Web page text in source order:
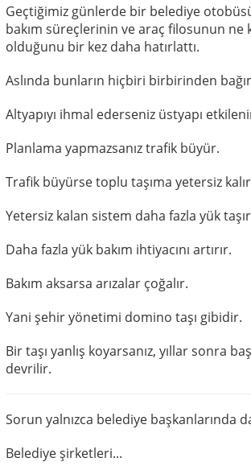
Geçtiğimiz günlerde bir belediye
bakım süreçlerinin ve araç filosunun ne
olduğunu bir kez daha hatırlattı.
Aslında bunların hiçbiri birbirinden
Altyapıyı ihmal ederseniz üstyapı
Planlama yapmazsanız trafik büyür.
Trafik büyürse toplu taşıma yetersiz
Yetersiz kalan sistem daha fazla yük
Daha fazla yük bakım ihtiyacını artırır.
Bakım aksarsa arızalar çoğalır.
Yani şehir yönetimi domino taşı gibidir.
Bir taşı yanlış koyarsanız, yıllar sonra
devrilir.
Sorun yalnızca belediye başkanlarında
Belediye şirketleri...